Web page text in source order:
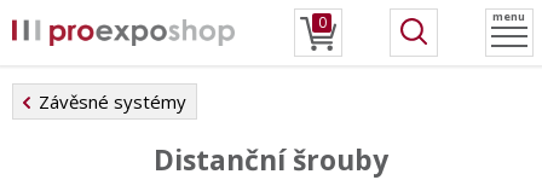
0 menu
Závěsné systémy
Distanční šrouby